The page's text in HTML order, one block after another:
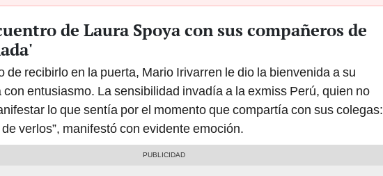
de Laura Spoya con sus compañeros de
de recibirlo en la puerta, Mario Irivarren le dio la bienvenida a su
entusiasmo. La sensibilidad invadía a la exmiss Perú, quien no
lo que sentía por el momento que compartía con sus colegas:
de verlos”, manifestó con evidente emoción.